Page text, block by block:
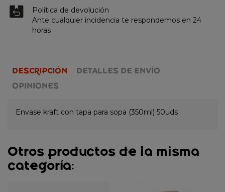
Política de devolución
Ante cualquier incidencia te respondemos en 24
horas
DESCRIPCIÓN
DETALLES DE ENVÍO
OPINIONES
Envase kraft con tapa para sopa (350ml) 50uds
Otros productos de la misma
categoría: